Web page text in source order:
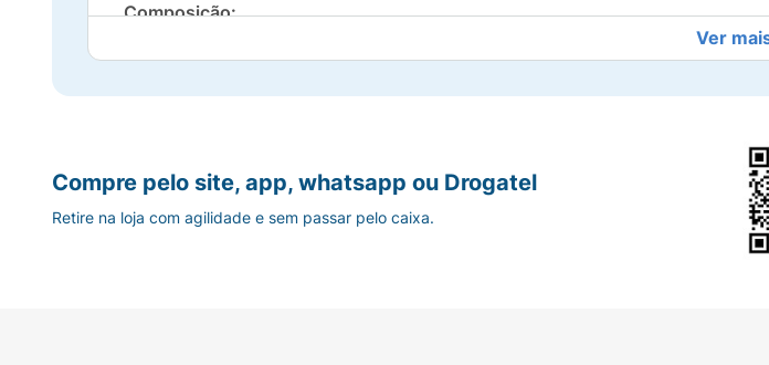
Composição:
100% Silicone
Ver
Compre pelo site, app, whatsapp ou Drogatel
Retire na loja com agilidade e sem passar pelo caixa.